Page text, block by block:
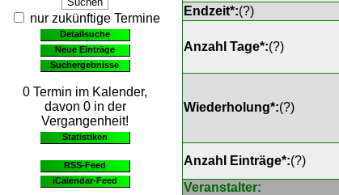
nur zukünftige Termine
Detailsuche
Neue Einträge
Suchergebnisse
0 Termin im Kalender,
davon 0 in der
Vergangenheit!
Statistiken
RSS-Feed
iCalendar-Feed
Endzeit*:(?)
Anzahl Tage*:(?)
Wiederholung*:(?)
Anzahl Einträge*:(?)
Veranstalter: